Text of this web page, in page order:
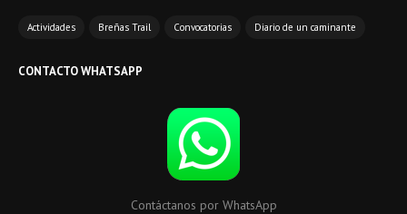
Actividades Breñas Trail Convocatorias Diario de un caminante
CONTACTO WHATSAPP
Contáctanos por WhatsApp